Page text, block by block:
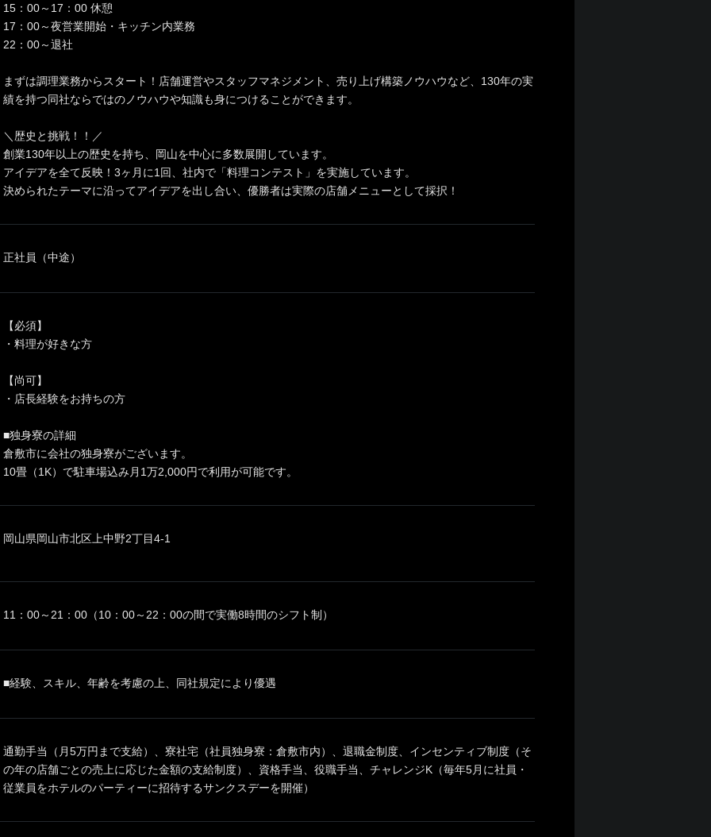
15：00～17：00 休憩
17：00～夜営業開始・キッチン内業務
22：00～退社
まずは調理業務からスタート！店舗運営やスタッフマネジメント、売り上げ構築ノウハウなど、130年の実
績を持つ同社ならではのノウハウや知識も身につけることができます。
＼歴史と挑戦！！／
創業130年以上の歴史を持ち、岡山を中心に多数展開しています。
アイデアを全て反映！3ヶ月に1回、社内で「料理コンテスト」を実施しています。
決められたテーマに沿ってアイデアを出し合い、優勝者は実際の店舗メニューとして採択！
正社員（中途）
【必須】
・料理が好きな方
【尚可】
・店長経験をお持ちの方
■独身寮の詳細
倉敷市に会社の独身寮がございます。
10畳（1K）で駐車場込み月1万2,000円で利用が可能です。
岡山県岡山市北区上中野2丁目4-1
11：00～21：00（10：00～22：00の間で実働8時間のシフト制）
■経験、スキル、年齢を考慮の上、同社規定により優遇
通勤手当（月5万円まで支給）、寮社宅（社員独身寮：倉敷市内）、退職金制度、インセンティブ制度（そ
の年の店舗ごとの売上に応じた金額の支給制度）、資格手当、役職手当、チャレンジK（毎年5月に社員・
従業員をホテルのパーティーに招待するサンクスデーを開催）